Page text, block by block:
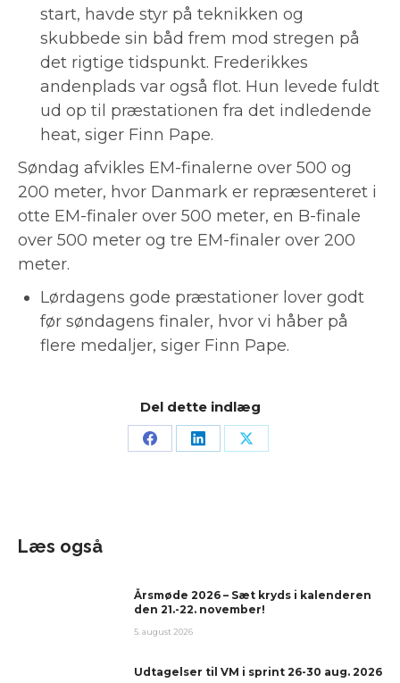
start, havde styr på teknikken og
skubbede sin båd frem mod stregen på
det rigtige tidspunkt. Frederikkes
andenplads var også flot. Hun levede fuldt
ud op til præstationen fra det indledende
heat, siger Finn Pape.
Søndag afvikles EM-finalerne over 500 og
200 meter, hvor Danmark er repræsenteret i
otte EM-finaler over 500 meter, en B-finale
over 500 meter og tre EM-finaler over 200
meter.
Lørdagens gode præstationer lover godt
før søndagens finaler, hvor vi håber på
flere medaljer, siger Finn Pape.
Del dette indlæg
Læs også
Årsmøde 2026 – Sæt kryds i kalenderen
den 21.-22. november!
5. august 2026
Udtagelser til VM i sprint 26-30 aug. 2026